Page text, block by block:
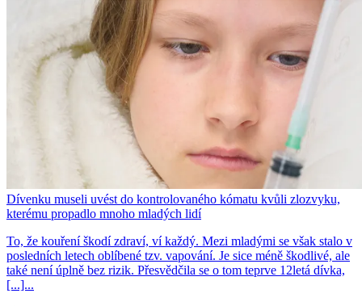
Dívenku museli uvést do kontrolovaného kómatu kvůli zlozvyku,
kterému propadlo mnoho mladých lidí
To, že kouření škodí zdraví, ví každý. Mezi mladými se však stalo v
posledních letech oblíbené tzv. vapování. Je sice méně škodlivé, ale
také není úplně bez rizik. Přesvědčila se o tom teprve 12letá dívka,
[...]...